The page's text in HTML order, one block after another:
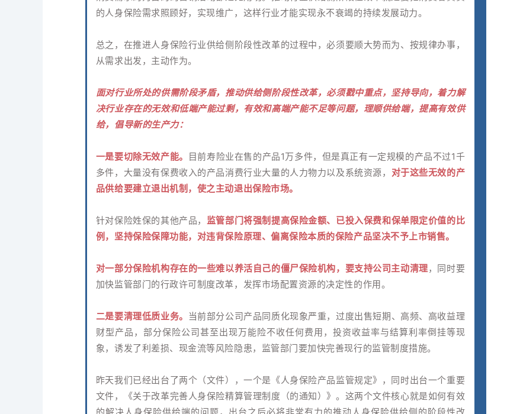
的人身保险需求照顾好，实现维广，这样行业才能实现永不衰竭的持续发展动力。
总之，在推进人身保险行业供给侧阶段性改革的过程中，必须要顺大势而为、按规律办事，
从需求出发，主动作为。
面对行业所处的供需阶段矛盾，推动供给侧阶段性改革，必须戳中重点，坚持导向，着力解
决行业存在的无效和低端产能过剩，有效和高端产能不足等问题，理顺供给端，提高有效供
给，倡导新的生产力：
一是要切除无效产能。
目前寿险业在售的产品1万多件，但是真正有一定规模的产品不过1千
多件，大量没有保费收入的产品消费行业大量的人力物力以及系统资源， 对于这些无效的产
品供给要建立退出机制，使之主动退出保险市场。
针对保险姓保的其他产品， 监管部门将强制提高保险金额、已投入保费和保单限定价值的比
例，坚持保险保障功能，对违背保险原理、偏离保险本质的保险产品坚决不予上市销售。
对一部分保险机构存在的一些难以养活自己的僵尸保险机构，要支持公司主动清理，同时要
加快监管部门的行政许可制度改革，发挥市场配置资源的决定性的作用。
二是要清理低质业务。
当前部分公司产品同质化现象严重，过度出售短期、高频、高收益理
财型产品，部分保险公司甚至出现万能险不收任何费用，投资收益率与结算利率倒挂等现
象，诱发了利差损、现金流等风险隐患，监管部门要加快完善现行的监管制度措施。
昨天我们已经出台了两个（文件），一个是《人身保险产品监管规定》，同时出台一个重要
文件，《关于改革完善人身保险精算管理制度（的通知）》。这两个文件核心就是如何有效